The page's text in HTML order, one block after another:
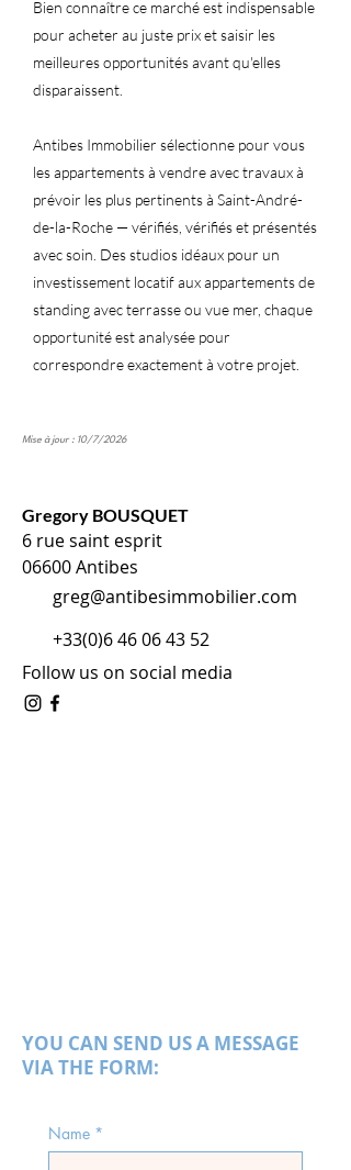
Bien connaître ce marché est indispensable
pour acheter au juste prix et saisir les
meilleures opportunités avant qu'elles
disparaissent.
Antibes Immobilier sélectionne pour vous
les appartements à vendre avec travaux à
prévoir les plus pertinents à Saint-André-
de-la-Roche — vérifiés, vérifiés et présentés
avec soin. Des studios idéaux pour un
investissement locatif aux appartements de
standing avec terrasse ou vue mer, chaque
opportunité est analysée pour
correspondre exactement à votre projet.
Mise à jour : 10/7/2026
Gregory BOUSQUET
6 rue saint esprit
06600 Antibes
greg@antibesimmobilier.com
+33(0)6 46 06 43 52
Follow us on social media
YOU CAN SEND US A MESSAGE
VIA THE FORM:
Name *